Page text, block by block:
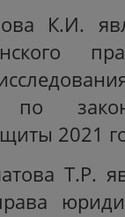
К.И.
по
2021
Т.Р.